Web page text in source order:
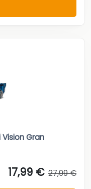
Gran
17,99 € 27,99 €